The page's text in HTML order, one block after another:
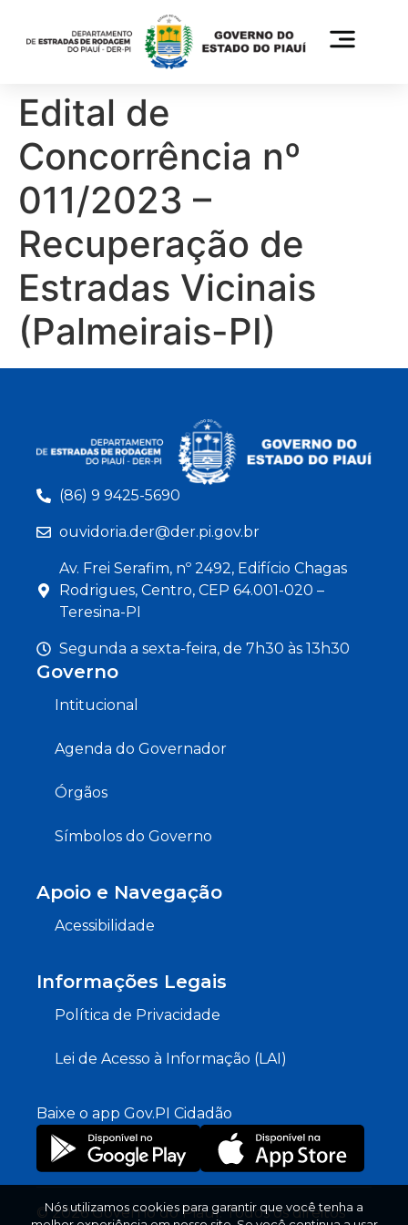
Edital de
Concorrência nº
011/2023 –
Recuperação de
Estradas Vicinais
(Palmeirais-PI)
(86) 9 9425-5690
ouvidoria.der@der.pi.gov.br
Av. Frei Serafim, nº 2492, Edifício Chagas
Rodrigues, Centro, CEP 64.001-020 –
Teresina-PI
Segunda a sexta-feira, de 7h30 às 13h30
Governo
Intitucional
Agenda do Governador
Órgãos
Símbolos do Governo
Apoio e Navegação
Acessibilidade
Informações Legais
Política de Privacidade
Lei de Acesso à Informação (LAI)
Baixe o app Gov.PI Cidadão
© 2026 Governo do Piauí. Todos os direitos
Nós utilizamos cookies para garantir que você tenha a